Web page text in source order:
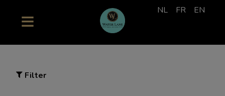
NL FR EN
Filter